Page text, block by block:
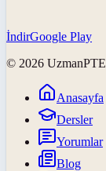
İndirGoogle Play
© 2026 UzmanPTE
Anasayfa
Dersler
Yorumlar
Blog